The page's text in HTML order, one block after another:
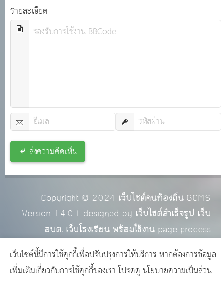
รายละเอียด
ส่งความคิดเห็น
Copyright © 2024 เว็บไซต์คนท้องถิ่นGCMS
Version 14.0.1 designed by เว็บไซต์สำเร็จรูป เว็บ
อบต. เว็บโรงเรียน พร้อมใช้งานpage process
0.0251
14 quries.)
เว็บไซต์นี้มีการใช้คุกกี้เพื่อปรับปรุงการให้บริการ หากต้องการข้อมูล
เพิ่มเติมเกี่ยวกับการใช้คุกกี้ของเรา โปรดดูนโยบายความเป็นส่วน